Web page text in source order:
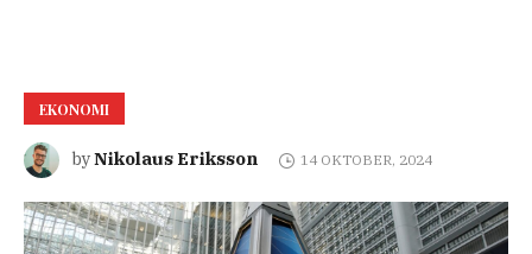
EKONOMI
byNikolaus Eriksson 14 OKTOBER, 2024